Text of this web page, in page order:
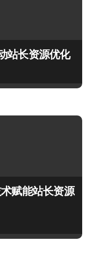
站长资源优化
赋能站长资源